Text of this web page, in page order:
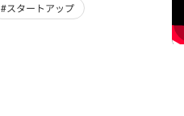
#スタートアップ